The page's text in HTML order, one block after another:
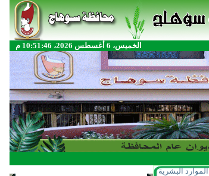
الخميس، 6 أغسطس 2026، 10:51:46 م
الموارد البشرية